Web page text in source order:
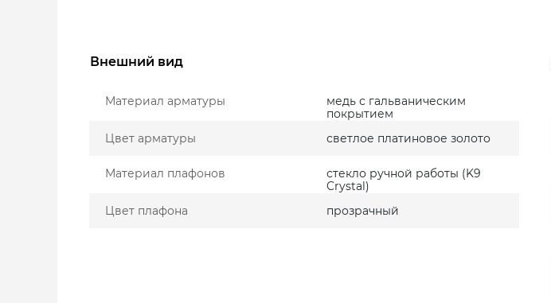
Внешний вид
Материал арматуры
медь с гальваническим
покрытием
Цвет арматуры
светлое платиновое золото
Материал плафонов
стекло ручной работы (K9
Crystal)
Цвет плафона
прозрачный